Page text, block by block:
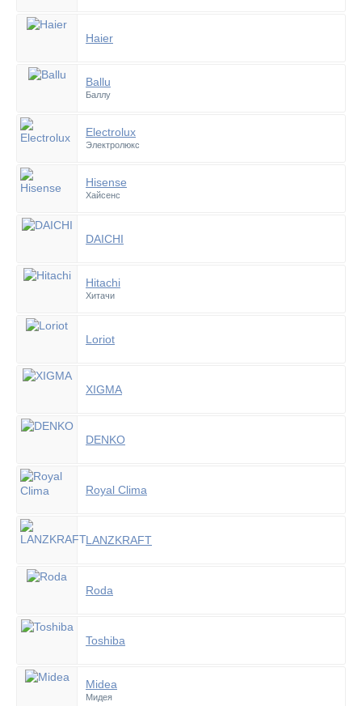
Haier
Ballu
Баллу
Electrolux
Электролюкс
Hisense
Хайсенс
DAICHI
Hitachi
Хитачи
Loriot
XIGMA
DENKO
Royal Clima
LANZKRAFT
Roda
Toshiba
Midea
Мидея